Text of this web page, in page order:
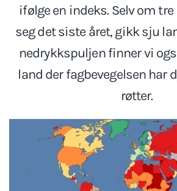
ifølge en indeks. Selv om
seg det siste året, gikk sju
nedrykkspuljen finner vi
land der fagbevegelsen har
røtter.